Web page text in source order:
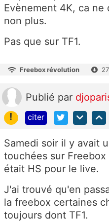
Evènement 4K, ca
non plus.
Pas que sur TF1.
Freebox révolution
Publié par
!
citer
Samedi soir il y avait
touchées sur
était HS pour le live.
J'ai trouvé qu'en
la freebox certaines
toujours dont TF1.